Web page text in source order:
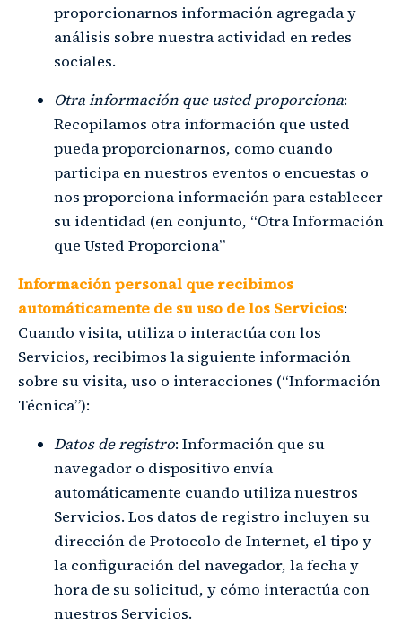
proporcionarnos información agregada y
análisis sobre nuestra actividad en redes
sociales.
Otra información que usted proporciona:
Recopilamos otra información que usted
pueda proporcionarnos, como cuando
participa en nuestros eventos o encuestas o
nos proporciona información para establecer
su identidad (en conjunto, “Otra Información
que Usted Proporciona”
Información personal que recibimos
automáticamente de su uso de los Servicios:
Cuando visita, utiliza o interactúa con los
Servicios, recibimos la siguiente información
sobre su visita, uso o interacciones (“Información
Técnica”):
Datos de registro: Información que su
navegador o dispositivo envía
automáticamente cuando utiliza nuestros
Servicios. Los datos de registro incluyen su
dirección de Protocolo de Internet, el tipo y
la configuración del navegador, la fecha y
hora de su solicitud, y cómo interactúa con
nuestros Servicios.